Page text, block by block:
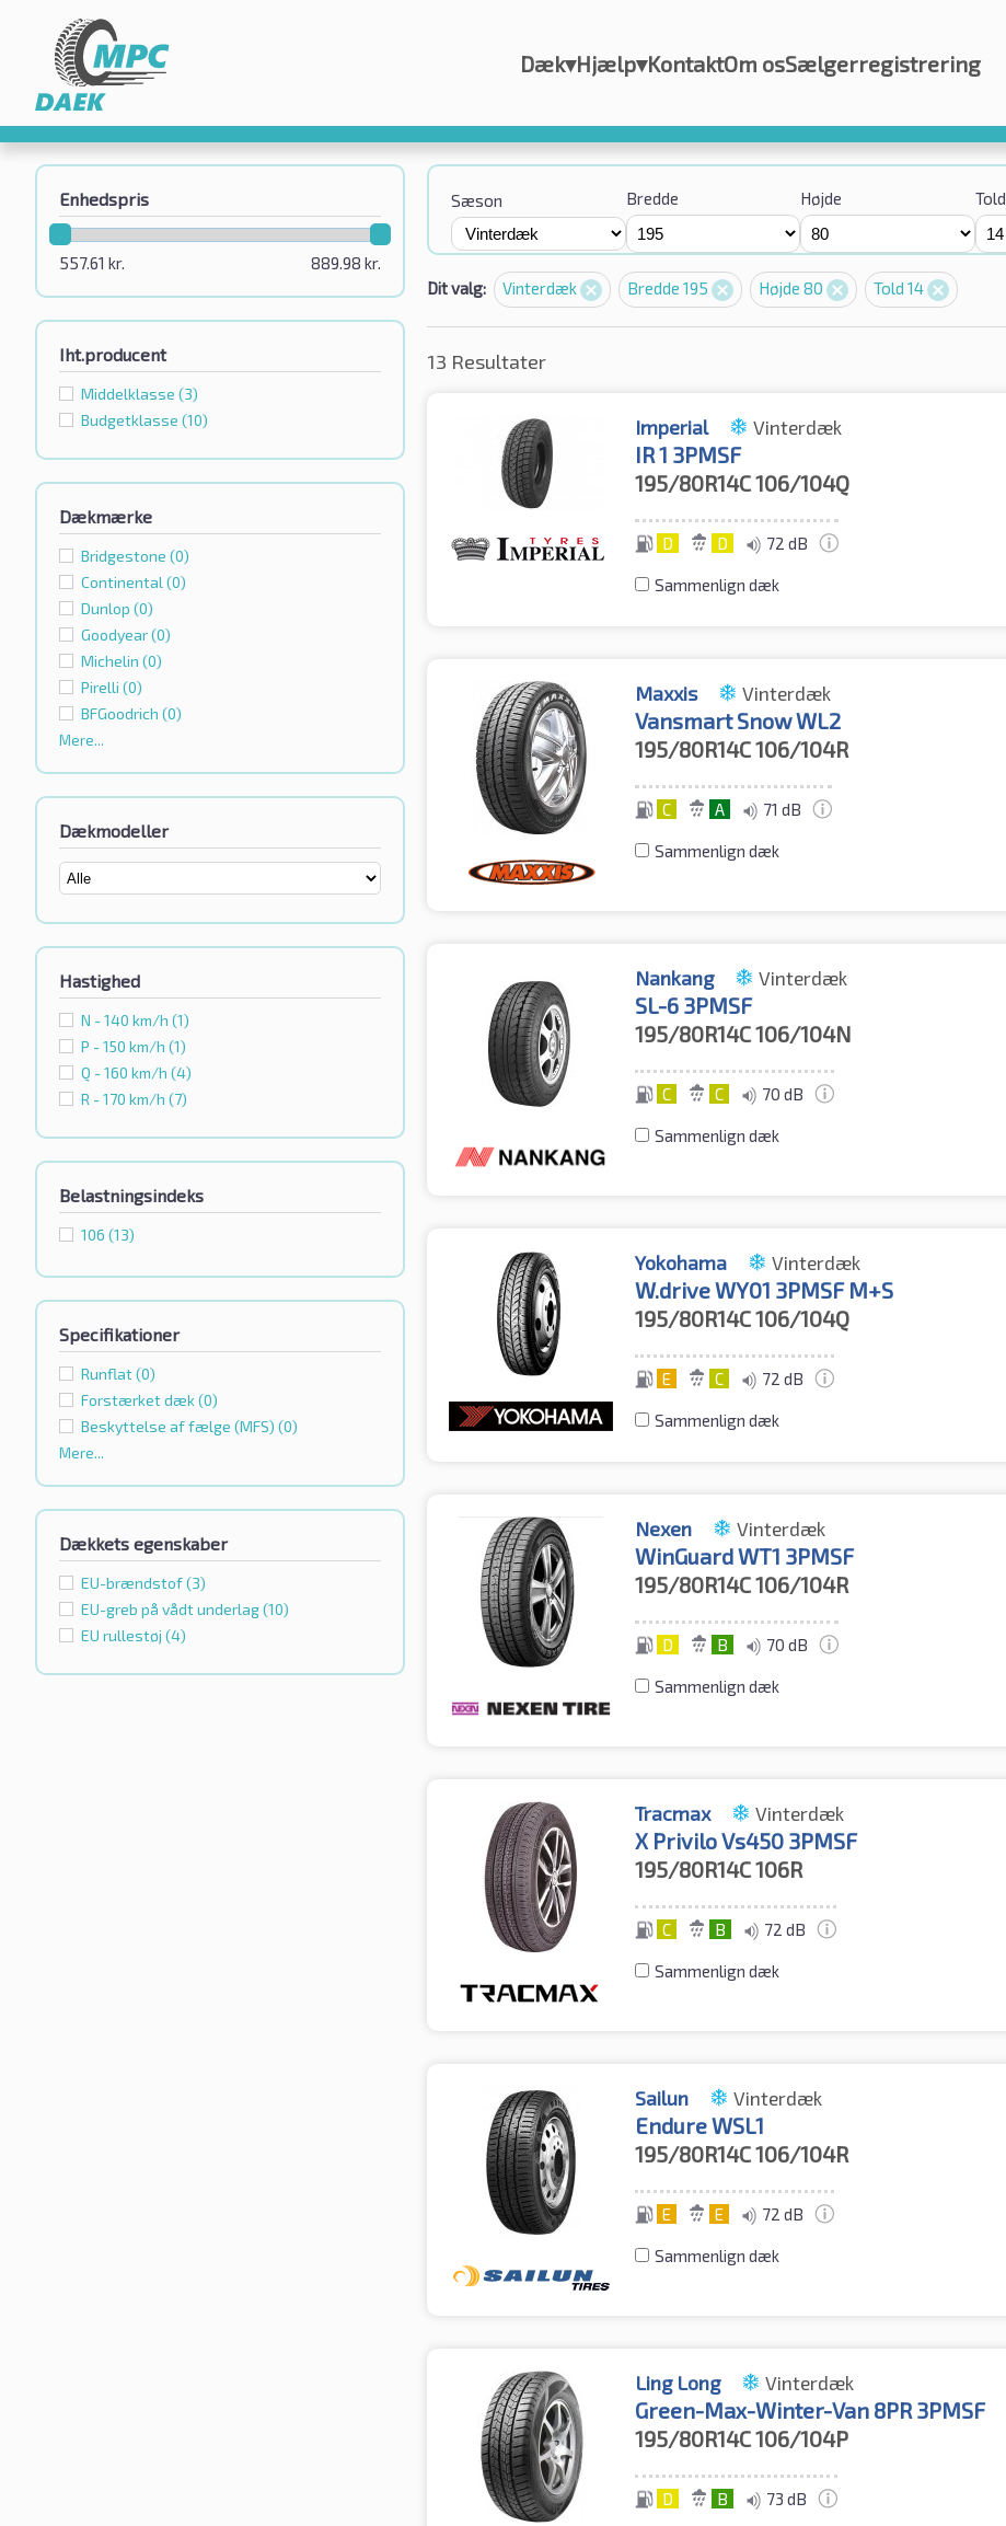
Dæk▾Hjælp▾KontaktOm osSælgerregistrering
Enhedspris
889.98 kr.
557.61 kr.
Iht.producent
Middelklasse (3)
Budgetklassе (10)
Dækmærke
Bridgestone (0)
Continental (0)
Dunlop (0)
Goodyear(0)
Michelin (0)
Pirelli (0)
BFGoodrich (0)
Mere...
Dækmodeller
Hastighed
N - 140 km/h (1)
P - 150 km/h (1)
Q - 160 km/h (4)
R - 170 km/h (7)
Belastningsindeks
106 (13)
Specifikationer
Runflat(0)
Forstærket dæk (0)
Beskyttelse af fælge (MFS) (0)
Mere...
Dækkets egenskaber
EU-brændstof(3)
EU-greb på vådt underlag(10)
EU rullestøj (4)
Sæson Bredde Højde Told
Dit valg: Vinterdæk Bredde 195 Højde 80 Told 14
13 Resultater
Imperial Vinterdæk
IR 1 3PMSF
195/80R14C106/104Q
D D 72 dB
Sammenlign dæk
Maxxis Vinterdæk
Vansmart Snow WL2
195/80R14C106/104R
C A 71 dB
Sammenlign dæk
Nankang Vinterdæk
SL-6 3PMSF
195/80R14C106/104N
C C 70 dB
Sammenlign dæk
Yokohama Vinterdæk
W.drive WY01 3PMSF M+S
195/80R14C106/104Q
E C 72 dB
Sammenlign dæk
Nexen Vinterdæk
WinGuard WT1 3PMSF
195/80R14C106/104R
D B 70 dB
Sammenlign dæk
Tracmax Vinterdæk
X Privilo Vs450 3PMSF
195/80R14C106R
C B 72 dB
Sammenlign dæk
Sailun Vinterdæk
Endure WSL1
195/80R14C106/104R
E E 72 dB
Sammenlign dæk
Ling Long Vinterdæk
Green-Max-Winter-Van 8PR 3PMSF
195/80R14C106/104P
D B 73 dB